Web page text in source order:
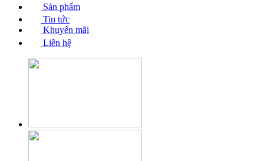
Sản phẩm
Tin tức
Khuyến mãi
Liên hệ